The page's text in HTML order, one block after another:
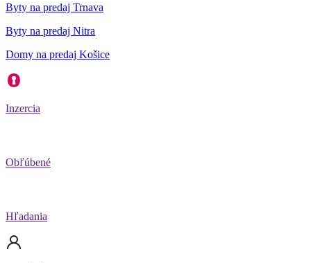
Byty na predaj Trnava
Byty na predaj Nitra
Domy na predaj Košice
Inzercia
Obľúbené
Hľadania